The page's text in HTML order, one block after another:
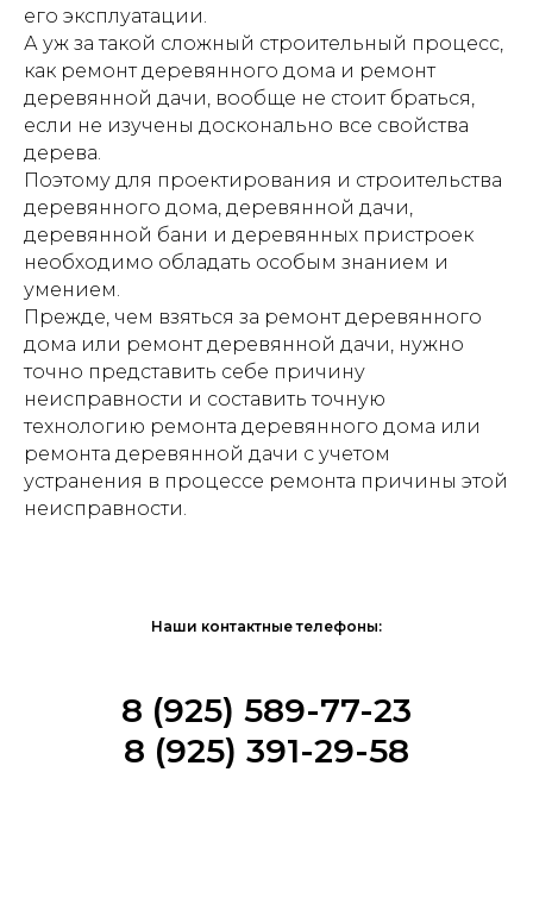
его эксплуатации.
А уж за такой сложный строительный процесс,
как ремонт деревянного дома и ремонт
деревянной дачи, вообще не стоит браться,
если не изучены досконально все свойства
дерева.
Поэтому для проектирования и строительства
деревянного дома, деревянной дачи,
деревянной бани и деревянных пристроек
необходимо обладать особым знанием и
умением.
Прежде, чем взяться за ремонт деревянного
дома или ремонт деревянной дачи, нужно
точно представить себе причину
неисправности и составить точную
технологию ремонта деревянного дома или
ремонта деревянной дачи с учетом
устранения в процессе ремонта причины этой
неисправности.
Наши контактные телефоны:
8 (925) 589-77-23
8 (925) 391-29-58